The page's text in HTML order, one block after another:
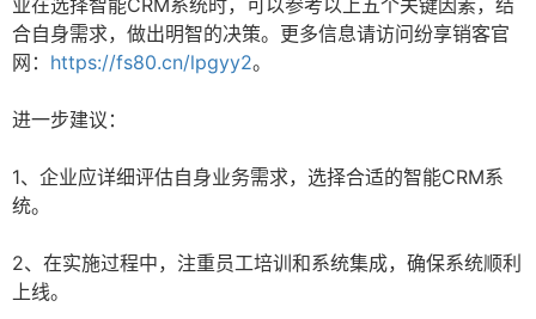
业在选择智能CRM系统时，可以参考以上五个关键因素，结
合自身需求，做出明智的决策。更多信息请访问纷享销客官
网： https://fs80.cn/lpgyy2。
进一步建议：
1、企业应详细评估自身业务需求，选择合适的智能CRM系
统。
2、在实施过程中，注重员工培训和系统集成，确保系统顺利
上线。